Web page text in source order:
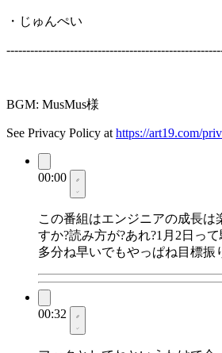
・じゅんぺい
BGM: MusMus様
See Privacy Policy at https://art19.com/
00:00
この番組はエンジニアの成長
すか?読み方が?あれ?1月2日っ
多分ね早いでもやっぱね目標振
00:32